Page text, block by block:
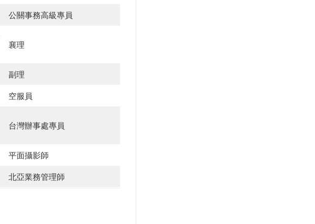
公關事務高級專員
襄理
副理
空服員
台灣辦事處專員
平面攝影師
北亞業務管理師